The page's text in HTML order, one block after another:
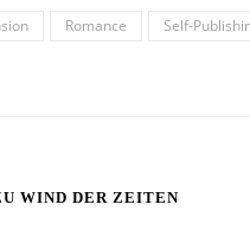
Romance Self-
WIND DER ZEITEN